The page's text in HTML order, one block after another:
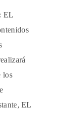
EL
los
EL